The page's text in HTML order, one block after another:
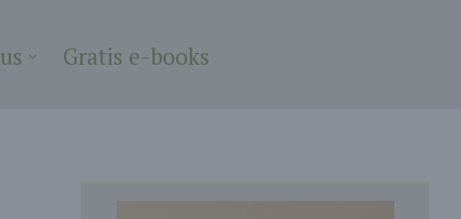
Gratis e-books